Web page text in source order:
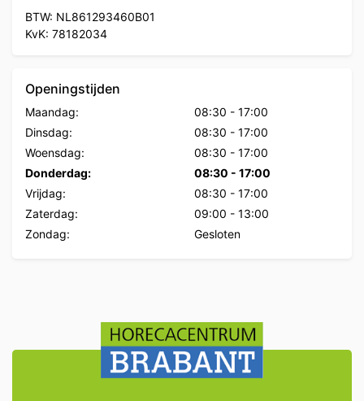
BTW: NL861293460B01
KvK: 78182034
Openingstijden
Maandag: 08:30 - 17:00
Dinsdag:
08:30 - 17:00
Woensdag:
08:30 - 17:00
Donderdag:
08:30 - 17:00
Vrijdag:
08:30 - 17:00
Zaterdag:
09:00 - 13:00
Zondag:
Gesloten